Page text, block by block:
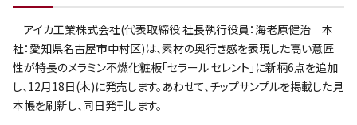
アイカ工業株式会社(代表取締役 社長執行役員：海老原健治 本
社：愛知県名古屋市中村区)は、素材の奥行き感を表現した高い意匠
性が特長のメラミン不燃化粧板「セラール セレント」に新柄6点を追加
し、12月18日(木)に発売します。あわせて、チップサンプルを掲載した見
本帳を刷新し、同日発刊します。